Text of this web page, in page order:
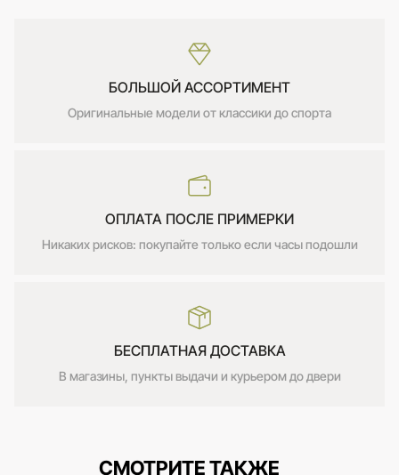
БОЛЬШОЙ АССОРТИМЕНТ
Оригинальные модели от классики до спорта
ОПЛАТА ПОСЛЕ ПРИМЕРКИ
Никаких рисков: покупайте только если часы подошли
БЕСПЛАТНАЯ ДОСТАВКА
В магазины, пункты выдачи и курьером до двери
СМОТРИТЕ ТАКЖЕ